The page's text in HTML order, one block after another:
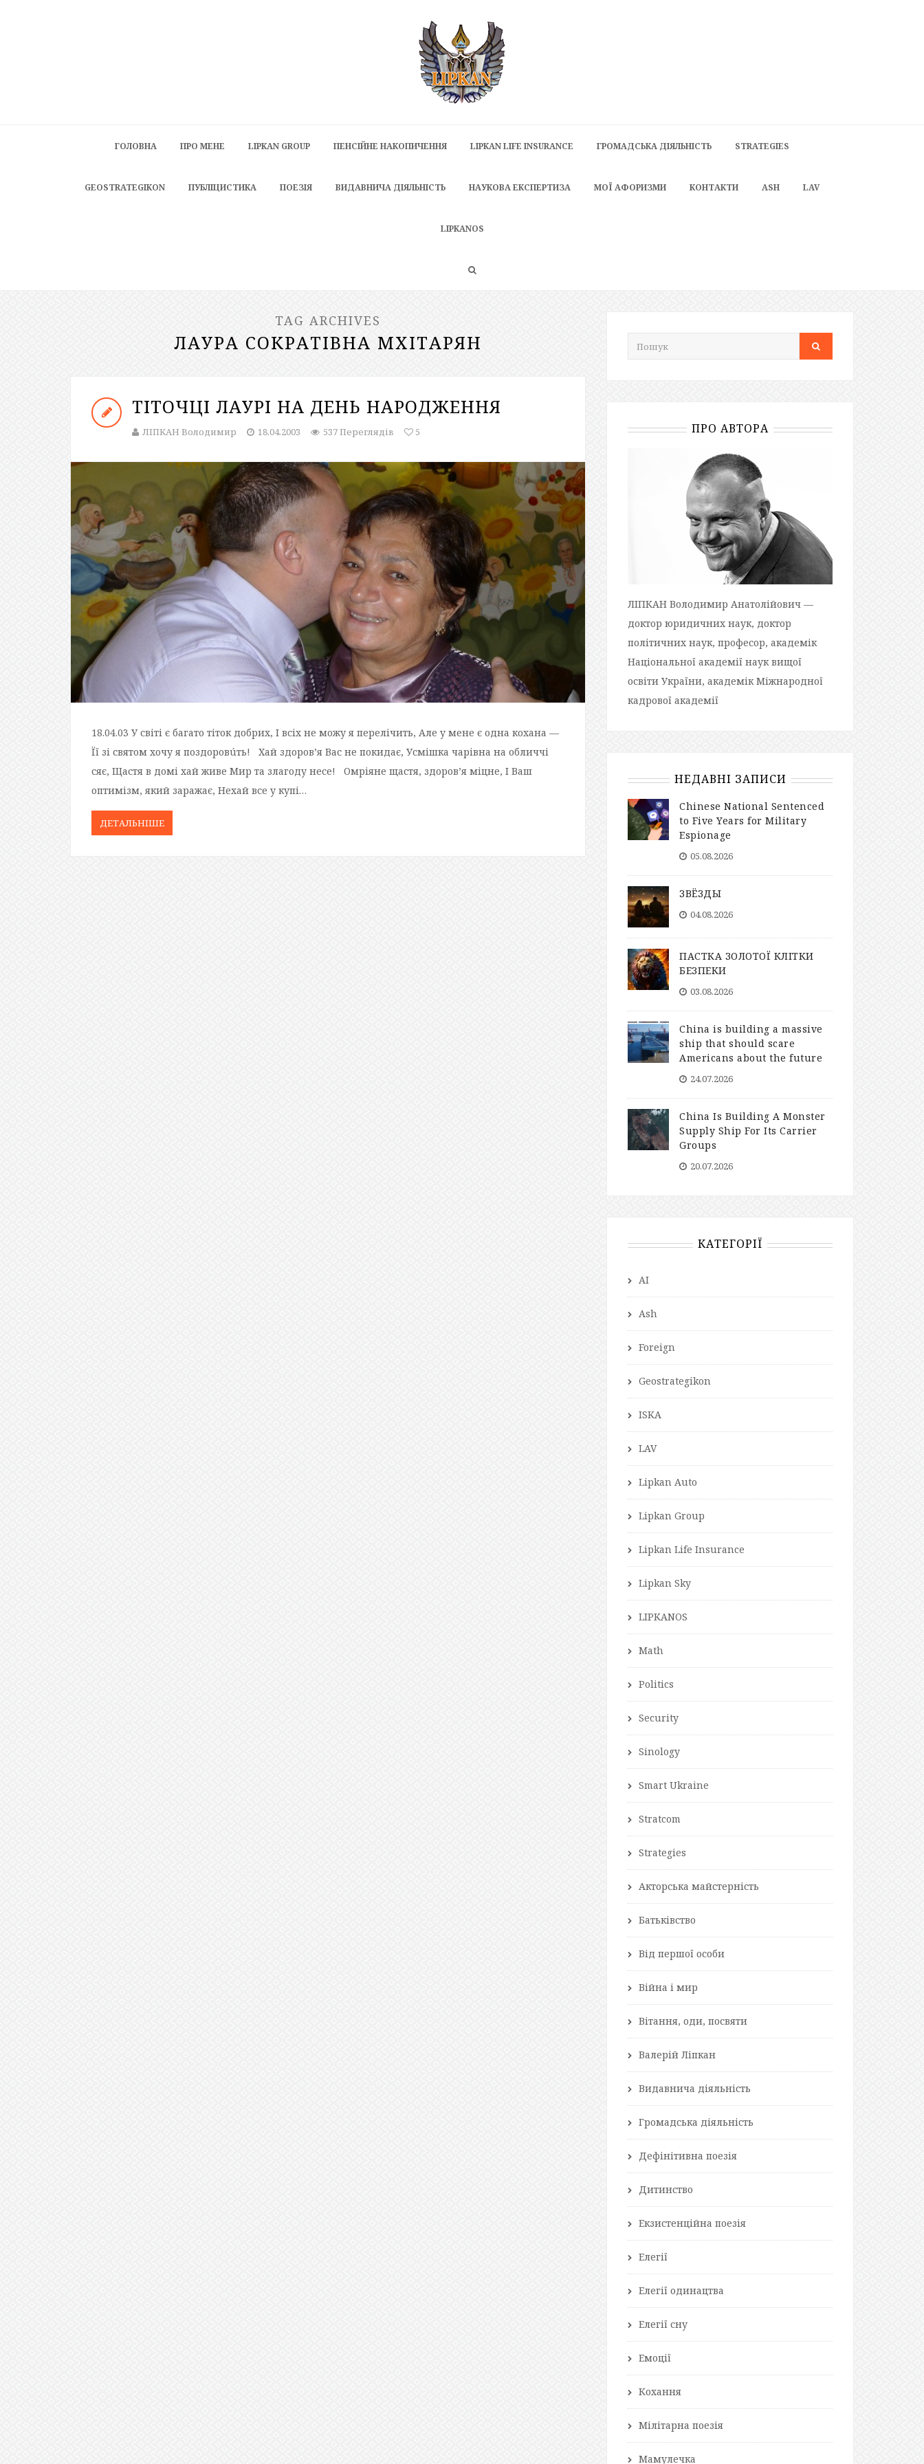
ГОЛОВНА ПРО МЕНЕ LIPKAN GROUP ПЕНСІЙНЕ НАКОПИЧЕННЯ LIPKAN LIFE INSURANCE ГРОМАДСЬКА ДІЯЛЬНІСТЬ STRATEGIES
GEOSTRATEGIKON ПУБЛІЦИСТИКА ПОЕЗІЯ ВИДАВНИЧА ДІЯЛЬНІСТЬ НАУКОВА ЕКСПЕРТИЗА МОЇ АФОРИЗМИ КОНТАКТИ ASH LAV
LIPKANOS
TAG ARCHIVES
ЛАУРА СОКРАТІВНА МХІТАРЯН
ТІТОЧЦІ ЛАУРІ НА ДЕНЬ НАРОДЖЕННЯ
ЛІПКАН Володимир 18.04.2003 537 Переглядів 5
18.04.03 У світі є багато тіток добрих, І всіх не можу я перелічить, Але у мене є одна кохана —
Її зі святом хочу я поздоровúть! Хай здоров’я Вас не покидає, Усмішка чарівна на обличчі
сяє, Щастя в домі хай живе Мир та злагоду несе! Омріяне щастя, здоров’я міцне, І Ваш
оптимізм, який заражає, Нехай все у купі…
ДЕТАЛЬНIШЕ
ПРО АВТОРА
ЛІПКАН Володимир Анатолійович —
доктор юридичних наук, доктор
політичних наук, професор, академік
Національної академії наук вищої
освіти України, академік Міжнародної
кадрової академії
НЕДАВНІ ЗАПИСИ
Chinese National Sentenced
to Five Years for Military
Espionage
05.08.2026
ЗВЁЗДЫ
04.08.2026
ПАСТКА ЗОЛОТОЇ КЛІТКИ
БЕЗПЕКИ
03.08.2026
China is building a massive
ship that should scare
Americans about the future
24.07.2026
China Is Building A Monster
Supply Ship For Its Carrier
Groups
20.07.2026
КАТЕГОРІЇ
AI
Ash
Foreign
Geostrategikon
ISKA
LAV
Lipkan Auto
Lipkan Group
Lipkan Life Insurance
Lipkan Sky
LIPKANOS
Math
Politics
Security
Sinology
Smart Ukraine
Stratcom
Strategies
Акторська майстерність
Батьківство
Від першої особи
Війна і мир
Вітання, оди, посвяти
Валерій Ліпкан
Видавнича діяльність
Громадська діяльність
Дефінітивна поезія
Дитинство
Екзистенційна поезія
Елегії
Елегії одинацтва
Елегії сну
Емоції
Кохання
Мілітарна поезія
Мамулечка